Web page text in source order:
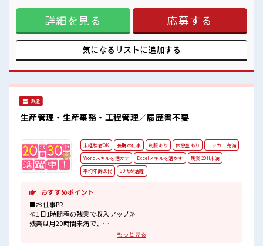
持ち物が多いあなたにもぴったり☆
ロッカー付き職場♪
ピタっと定時退社！
残業は基本ナシ♪
あなたのスキルを活かしませんか？
間をしっかり確保できる、 残業基本ナシのお仕事♪ オンとオ
フをきっちり切り替えたい方にオススメ！ ≪経験者優遇≫ こ
れまでの経験を活かしませんか？ ブランクがあっても大丈夫
♪ 経験はちょっとだけ…という方もOK！ ≪土日祝休のお仕
事≫ 家族や友人と一緒にプライベート満喫！ ≪ラクラク制服
アリ≫ 制服があるので、 毎日の服装の悩み解消♪ ■職場の雰
あなたにもぴったり☆ ロッカー付き職場♪ ピタっと定時退
社！ 残業は基本ナシ♪ あなたのスキルを活かしませんか？
詳細を見る 応募する
気になるリストに追加する
派遣
生産管理・生産事務・工程管理／履歴書不要
未経験者OK 長期の仕事 制服あり 休憩室あり
ロッカー完備
Wordスキルを活かす
Excelスキルを活かす
残業 20H未満
平均年齢20代
30代が活躍
おすすめポイント
■お仕事PR
≪1日1時間程の残業で収入アップ≫
残業は月20時間未満で、
もっと見る